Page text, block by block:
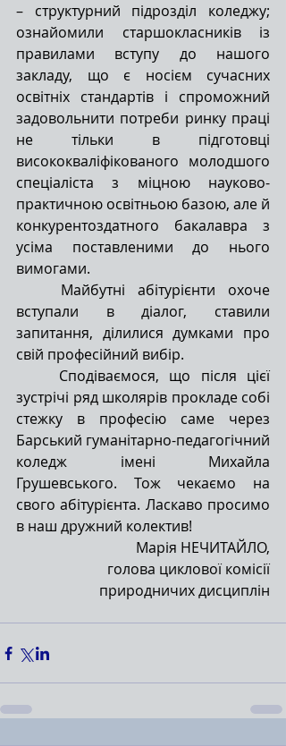
– структурний підрозділ коледжу;
ознайомили старшокласників із
правилами вступу до нашого
закладу, що є носієм сучасних
освітніх стандартів і спроможний
задовольнити потреби ринку праці
не тільки в підготовці
висококваліфікованого молодшого
спеціаліста з міцною науково-
практичною освітньою базою, але й
конкурентоздатного бакалавра з
усіма поставленими до нього
вимогами.
Майбутні абітурієнти охоче
вступали в діалог, ставили
запитання, ділилися думками про
свій професійний вибір.
Сподіваємося, що після цієї
зустрічі ряд школярів прокладе собі
стежку в професію саме через
Барський гуманітарно-педагогічний
коледж імені Михайла
Грушевського. Тож чекаємо на
свого абітурієнта. Ласкаво просимо
в наш дружний колектив!
Марія НЕЧИТАЙЛО,
голова циклової комісії
природничих дисциплін